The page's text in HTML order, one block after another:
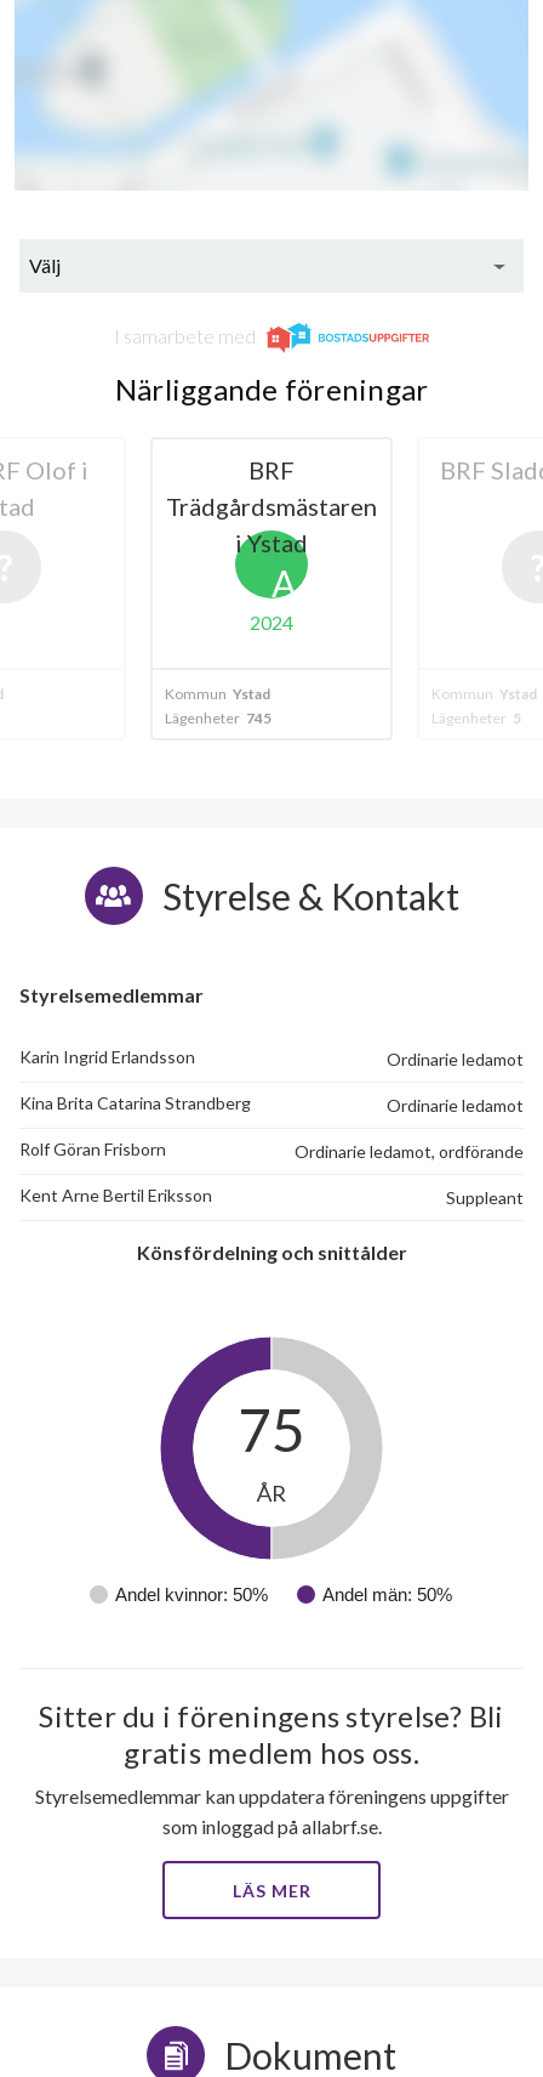
Välj
I samarbete med
Närliggande föreningar
BRF Sladdergatan
Kommun Ystad
Lägenheter 5
HSB
Kommun
Lägenheter
Styrelse & Kontakt
Styrelsemedlemmar
Karin Ingrid Erlandsson Ordinarie ledamot
Kina Brita Catarina Strandberg Ordinarie ledamot
Rolf Göran Frisborn Ordinarie ledamot, ordförande
Kent Arne Bertil Eriksson Suppleant
Könsfördelning och snittålder
Andel kvinnor: 50% Andel män: 50%
75
ÅR
Sitter du i föreningens styrelse? Bli
gratis medlem hos oss.
Styrelsemedlemmar kan uppdatera föreningens uppgifter
som inloggad på allabrf.se.
LÄS MER
Dokument